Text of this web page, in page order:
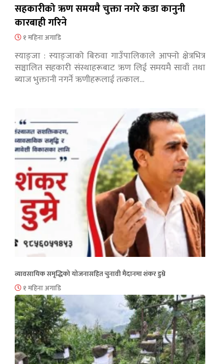
सहकारीको ऋण समयमै चुक्ता नगरे कडा कानुनी
कारबाही गरिने
१ महिना अगाडि
स्याङ्जा : स्याङ्जाको बिरुवा गाउँपालिकाले आफ्नो क्षेत्रभित्र
सञ्चालित सहकारी संस्थाहरूबाट ऋण लिई समयमै सावाँ तथा
ब्याज भुक्तानी नगर्ने ऋणीहरूलाई तत्काल…
व्यावसायिक समृद्धिको योजनासहित चुनावी मैदानमा शंकर डुम्रे
१ महिना अगाडि